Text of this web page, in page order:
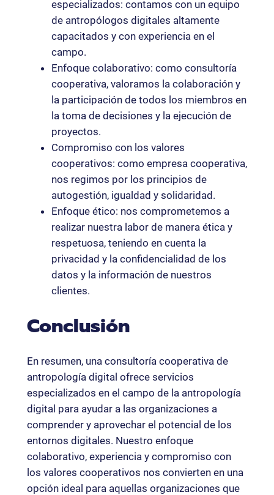
especializados: contamos con un equipo
de antropólogos digitales altamente
capacitados y con experiencia en el
campo.
Enfoque colaborativo: como consultoría
cooperativa, valoramos la colaboración y
la participación de todos los miembros en
la toma de decisiones y la ejecución de
proyectos.
Compromiso con los valores
cooperativos: como empresa cooperativa,
nos regimos por los principios de
autogestión, igualdad y solidaridad.
Enfoque ético: nos comprometemos a
realizar nuestra labor de manera ética y
respetuosa, teniendo en cuenta la
privacidad y la confidencialidad de los
datos y la información de nuestros
clientes.
Conclusión
En resumen, una consultoría cooperativa de
antropología digital ofrece servicios
especializados en el campo de la antropología
digital para ayudar a las organizaciones a
comprender y aprovechar el potencial de los
entornos digitales. Nuestro enfoque
colaborativo, experiencia y compromiso con
los valores cooperativos nos convierten en una
opción ideal para aquellas organizaciones que